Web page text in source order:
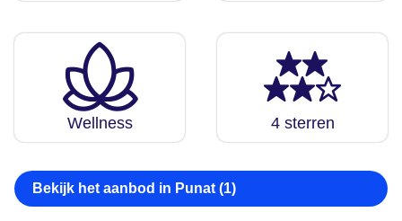
Wellness 4 sterren
Bekijk het aanbod in Punat (1)